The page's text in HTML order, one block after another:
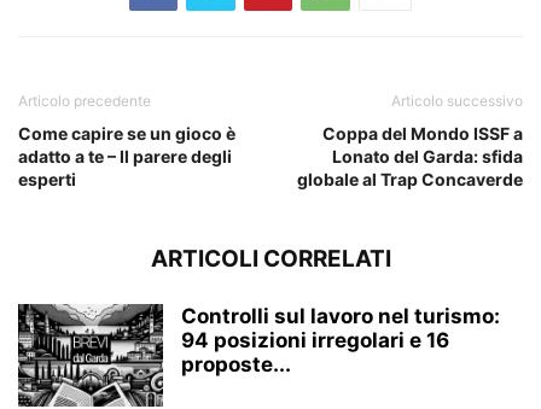
Articolo precedente
Come capire se un gioco è
adatto a te – Il parere degli
esperti
Articolo successivo
Coppa del Mondo ISSF a
Lonato del Garda: sfida
globale al Trap Concaverde
ARTICOLI CORRELATI
Controlli sul lavoro nel turismo:
94 posizioni irregolari e 16
proposte...